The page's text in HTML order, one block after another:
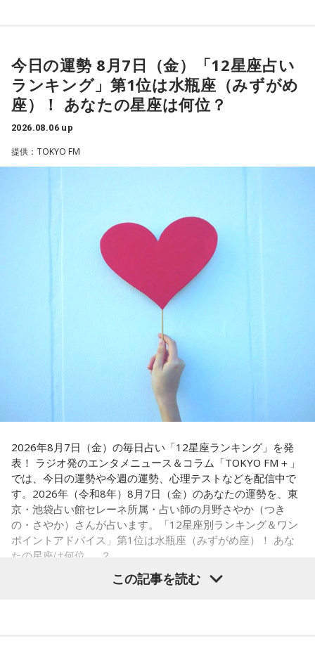
た。思いを伝えようとしたものの、感激のあまり「文法はめ
ちゃくちゃだし、早口で喋ったもんだから、ただただ引きつ
らせてしまいました」と当時を振り返り、苦笑いを見せまし
た。
ゴリさん
沖縄を訪れたらぜひ足を運んでほしい場所として、ゴリさん
は国際通り近くの「せんべろ街」を紹介しました。「そこだ
け東南アジアの空気感もあるので、1つの場所で2つの旅行を
しているみたい」と、その独特の魅力を語ります。
なかでもおすすめとして挙げたのが「米仙」です。お酒3杯に
牛の握りが絶品」だと紹介。「炙りと生があるんですけど、
炙らないほうがおすすめです」と、地元ならではの楽しみ方
さらに、「末廣ブルース」も外せない1軒です。建物のレトロ
感が魅力の豚串専門店で、「タンだとかハラミだとかハツ、
と話します。「けっこうペッパーが強めで、かなりおいしい
豚串です」と太鼓判を押しました。
お気に入りのステーキ店を尋ねられると、ゴリさんは「エメ
ラルドです」と即答。なかでもプレミアムリブステーキにつ
いては、「脂の乗り方、柔らかさ、肉の質がもうレベルが違
います」と熱く語り、長年愛される名店の魅力を紹介しまし
た。
一方、「お手紙を書きたくなる場所」を尋ねられると、迷わ
ゴリさんは、1972年沖縄県那覇市生まれ。沖縄の本土復帰か
らわずか1週間後に生まれた“復帰っ子”です。1995年に中学時
代の同級生・川田広樹さんとガレッジセールを結成し、バラ
エティ番組などで人気を集めました。2006年からは映画監督
としても活動。2019年公開の映画「洗骨」はモスクワ国際映
督協会新人賞を受賞しました。また、「おきなわ新喜劇」の
旗揚げやYouTube「ゴリ★オキナワ」などを通じて、故郷・
本土復帰当時の記憶はありませんが、「僕らは“復帰っ子”と言
われている」と話すゴリさん。両親からは、復帰直後の沖縄
の活気や、ドルから円への切り替えをめぐる混乱を聞いて育
ちました。なかでも「『円になったほうがお金が減る』と文
句を言っていた」というエピソードは、当時ならではの出来
事として印象に残っているそうです。
阪へ。しかし翌朝、父親の姿はなく、「今日からおじさんと
おばさんと暮らすんだよ」と告げられます。「映画みたいな
嘘みたいな話で」と振り返るように、突然始まった新生活に
戸惑い、転校先でも誰とも話せない日々が続きました。
孤独を感じるなかで、「何かしなきゃ」との思いから、クラ
る」という気づきを得て、掃除の時間に机の上で松田聖子さ
んの「青い珊瑚礁」を歌いながら一発芸を披露。最初は教室
が静まり返ったものの、その後は「あんなに無口だった転校
生が急に変なことをやり出した」と話題になり、「お前、お
もろいな」「遊ぼうや」と友達の輪が一気に広がったといい
ます。
この出来事をきっかけに、「笑いは武器になる」と実感。
「自分を認めてもらうには、人を笑わせればいい」という体
験が、芸人としての原点になったと振り返ります。
今日の運勢 8月7日（金）「12星座占い
ランキング」第1位は水瓶座（みずがめ
座）！ あなたの星座は何位？
2026.08.06 up
提供：TOKYO FM
2026年8月7日（金）の毎日占い「12星座ランキング」を発
表！ ラジオ発のエンタメニュース＆コラム「TOKYO FM＋」
では、今日の運勢や今週の運勢、心理テストなどを配信中で
す。2026年（令和8年）8月7日（金）のあなたの運勢を、東
京・池袋占い館セレーネ所属・占い師の月野さやか（つき
の・さやか）さんが占います。「12星座別ランキング＆ワン
ポイントアドバイス」第1位は水瓶座（みずがめ座）！ あな
たの星座は何位……？
この記事を読む